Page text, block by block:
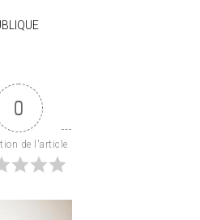
0
de l'article